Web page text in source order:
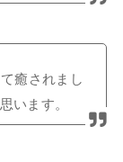
癒されまし
います。